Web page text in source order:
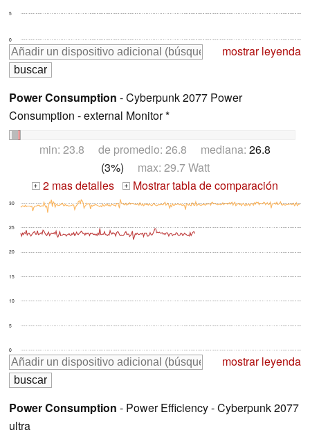
0
5
mostrar leyenda
Power Consumption - Cyberpunk 2077 Power
Consumption - external Monitor *
min: 23.8 de promedio: 26.8 mediana: 26.8
(3%) max: 29.7 Watt
+ 2 mas detalles + Mostrar tabla de comparación
0
5
10
15
20
25
30
mostrar leyenda
Power Consumption - Power Efficiency - Cyberpunk 2077
ultra